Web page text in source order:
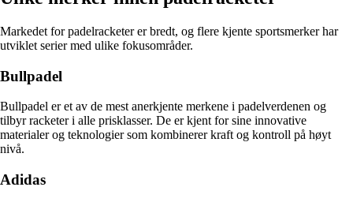
Markedet for padelracketer er bredt, og flere kjente sportsmerker har
utviklet serier med ulike fokusområder.
Bullpadel
Bullpadel er et av de mest anerkjente merkene i padelverdenen og
tilbyr racketer i alle prisklasser. De er kjent for sine innovative
materialer og teknologier som kombinerer kraft og kontroll på høyt
nivå.
Adidas